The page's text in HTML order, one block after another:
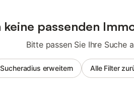
passenden
Bitte passen Sie Ihre Suche
Sucheradius erweitern Alle Filter